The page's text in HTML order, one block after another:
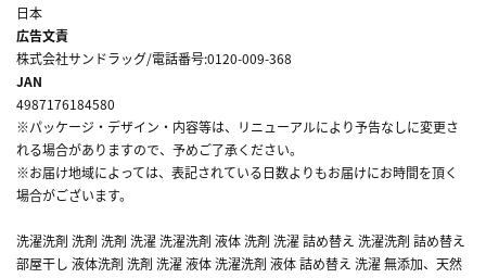
日本
広告文責
株式会社サンドラッグ/電話番号:0120-009-368
JAN
4987176184580
※パッケージ・デザイン・内容等は、リニューアルにより予告なしに変更さ
れる場合がありますので、予めご了承ください。
※お届け地域によっては、表記されている日数よりもお届けにお時間を頂く
場合がございます。
洗濯洗剤 洗剤 洗剤 洗濯 洗濯洗剤 液体 洗剤 洗濯 詰め替え 洗濯洗剤 詰め替え
部屋干し 液体洗剤 洗剤 洗濯 液体 洗濯洗剤 液体 詰め替え 洗濯 無添加、天然